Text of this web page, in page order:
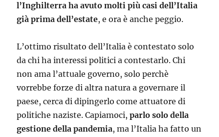
l’Inghilterra ha avuto molti più casi dell’Italia
già prima dell’estate, e ora è anche peggio.
L’ottimo risultato dell’Italia è contestato solo
da chi ha interessi politici a contestarlo. Chi
non ama l’attuale governo, solo perchè
vorrebbe forze di altra natura a governare il
paese, cerca di dipingerlo come attuatore di
politiche naziste. Capiamoci,parlo solo della
gestione della pandemia, ma l’Italia ha fatto un